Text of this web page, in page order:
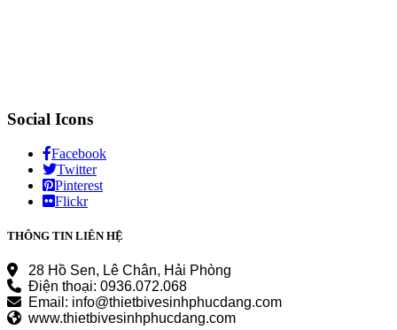
Social Icons
Facebook
Twitter
Pinterest
Flickr
THÔNG TIN LIÊN HỆ
28 Hồ Sen, Lê Chân, Hải Phòng
Điện thoại: 0936.072.068
Email: info@thietbivesinhphucdang.com
www.thietbivesinhphucdang.com